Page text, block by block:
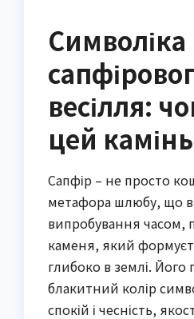
Символіка
весілля:
цей
Сапфір – не просто
метафора шлюбу, що
випробування часом,
каменя, який
глибоко в землі. Його
блакитний колір
спокій і чесність,